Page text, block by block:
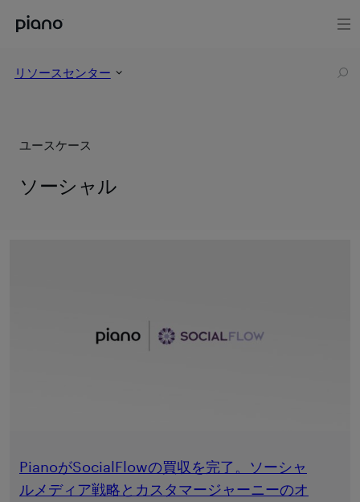
リソースセンター
ユースケース
ソーシャル
PianoがSocialFlowの買収を完了。ソーシャ
ルメディア戦略とカスタマージャーニーのオ